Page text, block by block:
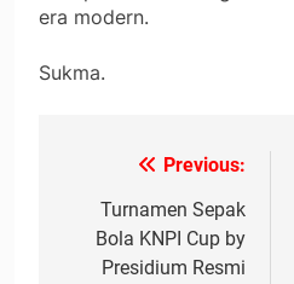
era modern.
Sukma.
Navigasi
pos
Previous:
Turnamen Sepak
Bola KNPI Cup by
Presidium Resmi